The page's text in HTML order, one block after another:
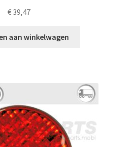
€39,47
aan winkelwagen